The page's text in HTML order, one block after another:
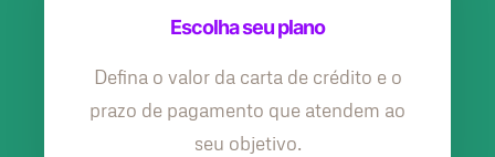
Escolha seu plano
Defina o valor da carta de crédito e o
prazo de pagamento que atendem ao
seu objetivo.